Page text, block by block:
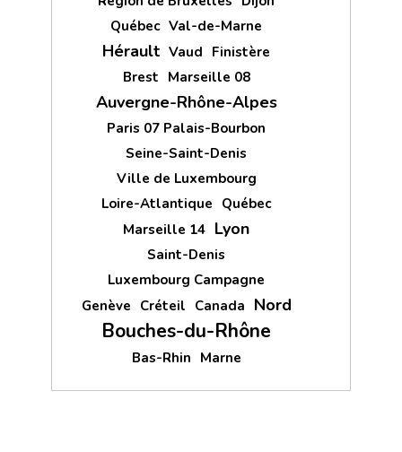
Québec Val-de-Marne
Hérault Vaud Finistère
Brest Marseille 08
Auvergne-Rhône-Alpes
Paris 07 Palais-Bourbon
Seine-Saint-Denis
Ville de Luxembourg
Loire-Atlantique Québec
Marseille 14 Lyon
Saint-Denis
Luxembourg Campagne
Genève Créteil Canada Nord
Bouches-du-Rhône
Bas-Rhin Marne